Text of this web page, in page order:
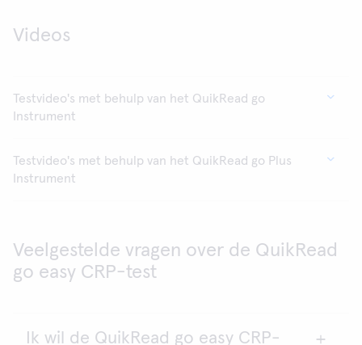
Videos
Testvideo's met behulp van het QuikRead go
Instrument
Testvideo's met behulp van het QuikRead go Plus
Instrument
Veelgestelde vragen over de QuikRead
go easy CRP-test
Ik wil de QuikRead go easy CRP-